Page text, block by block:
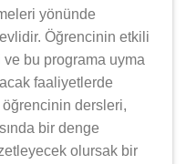
yönünde
Öğrencinin etkili
bu programa uyma
faaliyetlerde
öğrencinin dersleri,
bir denge
olursak bir